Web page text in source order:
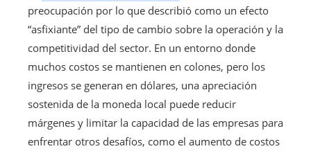
preocupación por lo que describió como un efecto
“asfixiante” del tipo de cambio sobre la operación y la
competitividad del sector. En un entorno donde
muchos costos se mantienen en colones, pero los
ingresos se generan en dólares, una apreciación
sostenida de la moneda local puede reducir
márgenes y limitar la capacidad de las empresas para
enfrentar otros desafíos, como el aumento de costos